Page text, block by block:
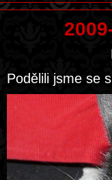
Podělili jsme se